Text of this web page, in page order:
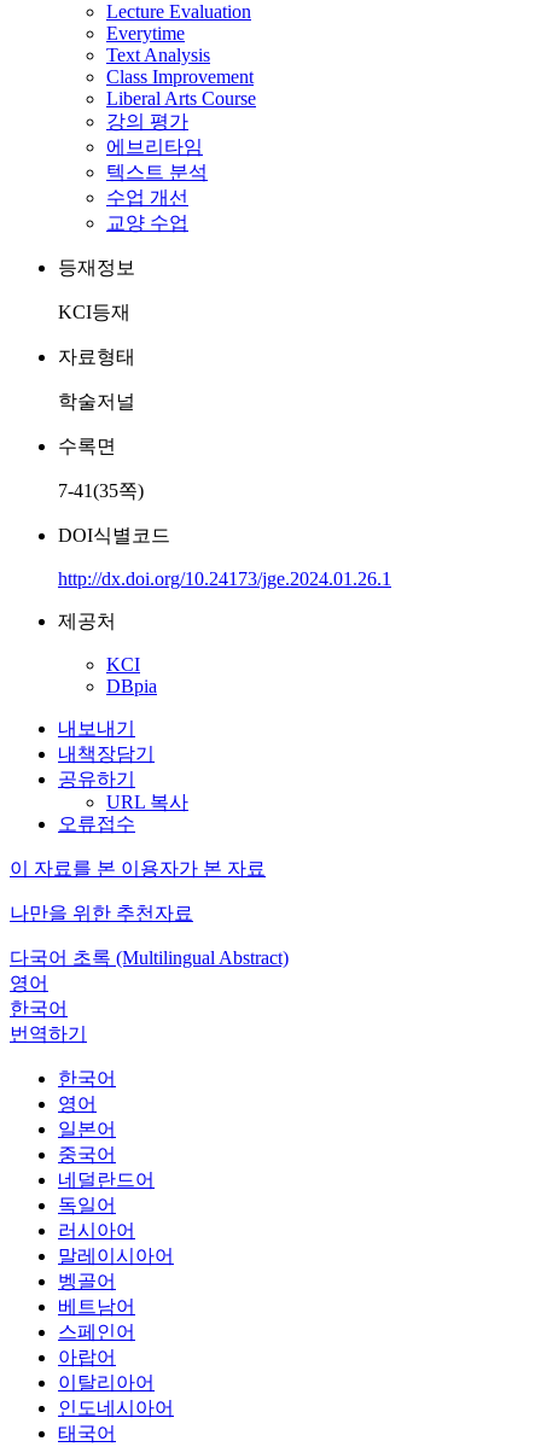
Lecture Evaluation
Everytime
Text Analysis
Class Improvement
Liberal Arts Course
강의 평가
에브리타임
텍스트 분석
수업 개선
교양 수업
등재정보
KCI등재
자료형태
학술저널
수록면
7-41(35쪽)
DOI식별코드
http://dx.doi.org/10.24173/jge.2024.01.26.1
제공처
KCI
DBpia
내보내기
내책장담기
공유하기
URL 복사
오류접수
이 자료를 본 이용자가 본 자료
나만을 위한 추천자료
다국어 초록 (Multilingual Abstract)
영어
한국어
번역하기
한국어
영어
일본어
중국어
네덜란드어
독일어
러시아어
말레이시아어
벵골어
베트남어
스페인어
아랍어
이탈리아어
인도네시아어
태국어